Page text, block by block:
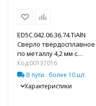
ED5С.042.06.36.74.TiAlN
Сверло твердосплавное
по металлу 4,2 мм с
каналами для подвода
СОЖ (5xD)
Код:00137016
В пути : более 10 шт.
Характеристики